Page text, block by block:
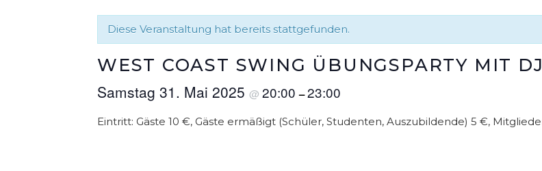
Diese Veranstaltung hat bereits stattgefunden.
WEST COAST SWING ÜBUNGSPARTY MIT
Samstag 31. Mai 2025 @ 20:00–23:00
Eintritt: Gäste 10 €, Gäste ermäßigt (Schüler, Studenten, Auszubildende) 5 €,